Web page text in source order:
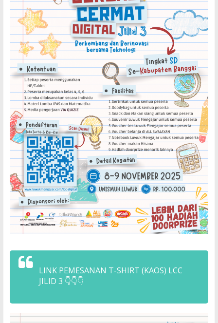
LINK PEMESANAN T-SHIRT (KAOS) LCC
JILID 3 👇👇👇